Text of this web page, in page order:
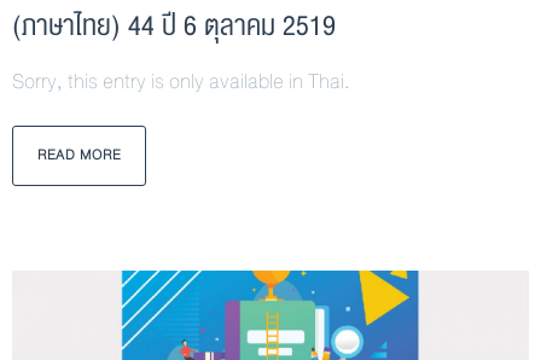
(ภาษาไทย) 44 ปี 6 ตุลาคม 2519
Sorry, this entry is only available in Thai.
READ MORE